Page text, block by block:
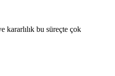
kararlılık bu süreçte çok